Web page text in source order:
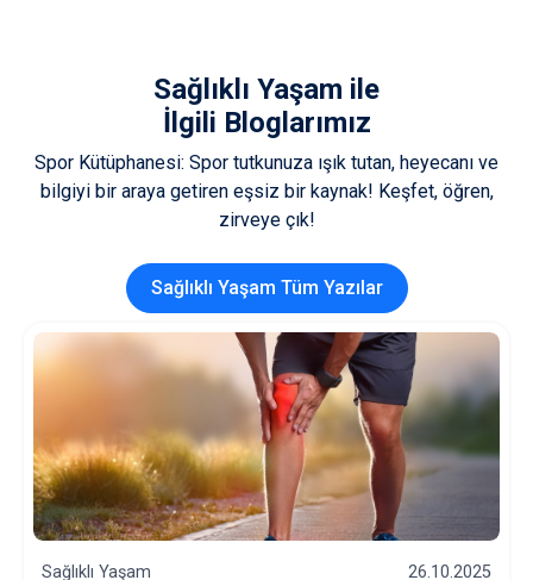
Sağlıklı Yaşam ile
İlgili Bloglarımız
Spor Kütüphanesi: Spor tutkunuza ışık tutan, heyecanı ve
bilgiyi bir araya getiren eşsiz bir kaynak! Keşfet, öğren,
zirveye çık!
Sağlıklı Yaşam Tüm Yazılar
Sağlıklı Yaşam 12.10.2025